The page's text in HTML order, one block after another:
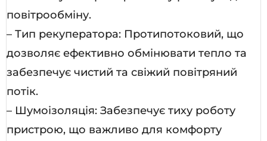
повітрообміну.
– Тип рекуператора: Протипотоковий, що
дозволяє ефективно обмінювати тепло та
забезпечує чистий та свіжий повітряний
потік.
– Шумоізоляція: Забезпечує тиху роботу
пристрою, що важливо для комфорту